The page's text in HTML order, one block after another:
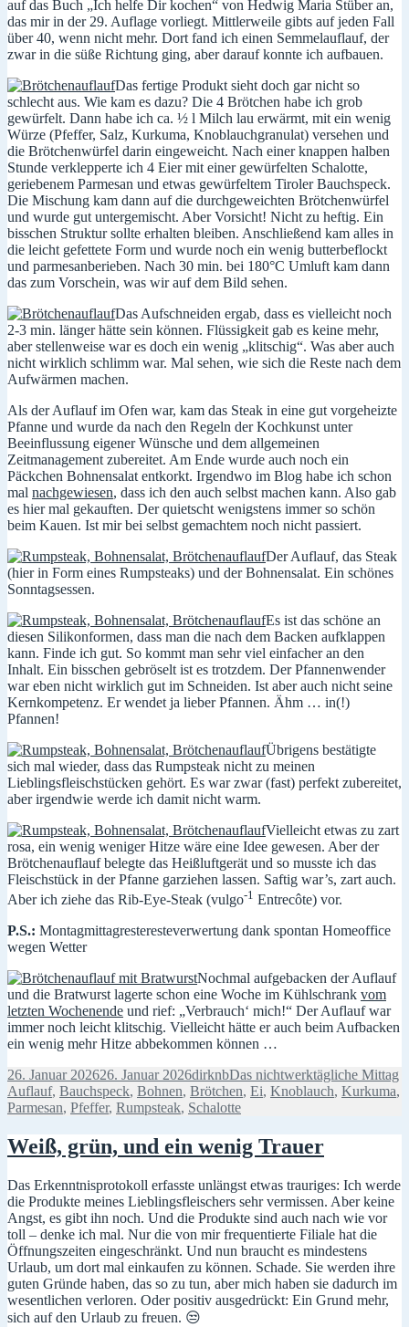
auf das Buch „Ich helfe Dir kochen“ von Hedwig Maria Stüber an,
das mir in der 29. Auflage vorliegt. Mittlerweile gibts auf jeden Fall
über 40, wenn nicht mehr. Dort fand ich einen Semmelauflauf, der
zwar in die süße Richtung ging, aber darauf konnte ich aufbauen.
Das fertige Produkt sieht doch gar nicht so
schlecht aus. Wie kam es dazu? Die 4 Brötchen habe ich grob
gewürfelt. Dann habe ich ca. ½ l Milch lau erwärmt, mit ein wenig
Würze (Pfeffer, Salz, Kurkuma, Knoblauchgranulat) versehen und
die Brötchenwürfel darin eingeweicht. Nach einer knappen halben
Stunde verklepperte ich 4 Eier mit einer gewürfelten Schalotte,
geriebenem Parmesan und etwas gewürfeltem Tiroler Bauchspeck.
Die Mischung kam dann auf die durchgeweichten Brötchenwürfel
und wurde gut untergemischt. Aber Vorsicht! Nicht zu heftig. Ein
bisschen Struktur sollte erhalten bleiben. Anschließend kam alles in
die leicht gefettete Form und wurde noch ein wenig butterbeflockt
und parmesanberieben. Nach 30 min. bei 180°C Umluft kam dann
das zum Vorschein, was wir auf dem Bild sehen.
Das Aufschneiden ergab, dass es vielleicht noch
2-3 min. länger hätte sein können. Flüssigkeit gab es keine mehr,
aber stellenweise war es doch ein wenig „klitschig“. Was aber auch
nicht wirklich schlimm war. Mal sehen, wie sich die Reste nach dem
Aufwärmen machen.
Als der Auflauf im Ofen war, kam das Steak in eine gut vorgeheizte
Pfanne und wurde da nach den Regeln der Kochkunst unter
Beeinflussung eigener Wünsche und dem allgemeinen
Zeitmanagement zubereitet. Am Ende wurde auch noch ein
Päckchen Bohnensalat entkorkt. Irgendwo im Blog habe ich schon
mal nachgewiesen, dass ich den auch selbst machen kann. Also gab
es hier mal gekauften. Der quietscht wenigstens immer so schön
beim Kauen. Ist mir bei selbst gemachtem noch nicht passiert.
Der Auflauf, das Steak
(hier in Form eines Rumpsteaks) und der Bohnensalat. Ein schönes
Sonntagsessen.
Es ist das schöne an
diesen Silikonformen, dass man die nach dem Backen aufklappen
kann. Finde ich gut. So kommt man sehr viel einfacher an den
Inhalt. Ein bisschen gebröselt ist es trotzdem. Der Pfannenwender
war eben nicht wirklich gut im Schneiden. Ist aber auch nicht seine
Kernkompetenz. Er wendet ja lieber Pfannen. Ähm … in(!)
Pfannen!
Übrigens bestätigte
sich mal wieder, dass das Rumpsteak nicht zu meinen
Lieblingsfleischstücken gehört. Es war zwar (fast) perfekt zubereitet,
aber irgendwie werde ich damit nicht warm.
Vielleicht etwas zu zart
rosa, ein wenig weniger Hitze wäre eine Idee gewesen. Aber der
Brötchenauflauf belegte das Heißluftgerät und so musste ich das
Fleischstück in der Pfanne garziehen lassen. Saftig war’s, zart auch.
Aber ich ziehe das Rib-Eye-Steak (vulgo-1 Entrecôte) vor.
P.S.: Montagmittagresteresteverwertung dank spontan Homeoffice
wegen Wetter
Nochmal aufgebacken der Auflauf
und die Bratwurst lagerte schon eine Woche im Kühlschrank vom
letzten Wochenende und rief: „Verbrauch‘ mich!“ Der Auflauf war
immer noch leicht klitschig. Vielleicht hätte er auch beim Aufbacken
ein wenig mehr Hitze abbekommen können …
Veröffentlicht
am
26. Januar 202626. Januar 2026Autor
dirknbKategorien
Das nichtwerktägliche Mittag
Auflauf, Bauchspeck, Bohnen, Brötchen, Ei, Knoblauch, Kurkuma,
Parmesan, Pfeffer, Rumpsteak, Schalotte
Weiß, grün, und ein wenig Trauer
Das Erkenntnisprotokoll erfasste unlängst etwas trauriges: Ich werde
die Produkte meines Lieblingsfleischers sehr vermissen. Aber keine
Angst, es gibt ihn noch. Und die Produkte sind auch nach wie vor
toll – denke ich mal. Nur die von mir frequentierte Filiale hat die
Öffnungszeiten eingeschränkt. Und nun braucht es mindestens
Urlaub, um dort mal einkaufen zu können. Schade. Sie werden ihre
guten Gründe haben, das so zu tun, aber mich haben sie dadurch im
wesentlichen verloren. Oder positiv ausgedrückt: Ein Grund mehr,
sich auf den Urlaub zu freuen. 😒